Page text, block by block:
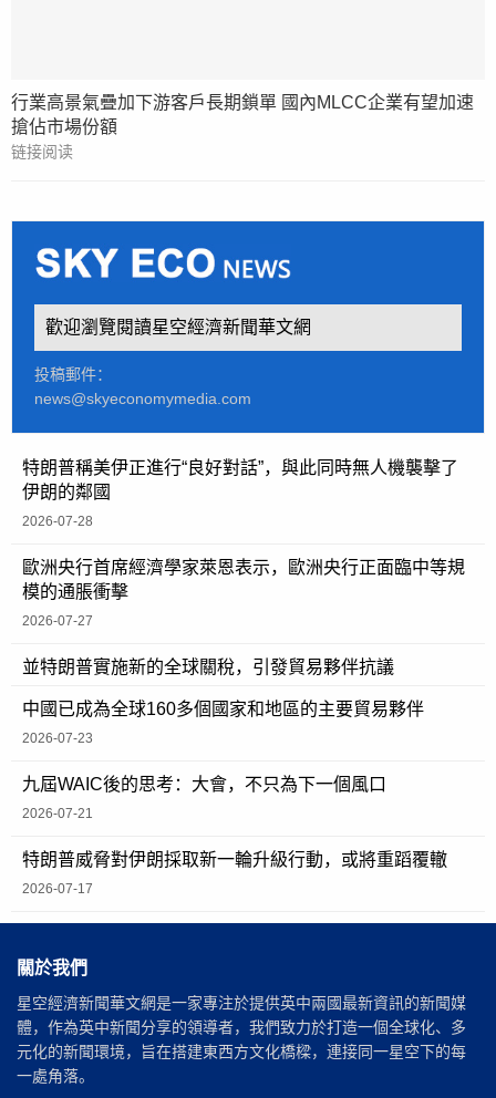
行業高景氣疊加下游客戶長期鎖單 國內MLCC企業有望加速
搶佔市場份額
链接阅读
歡迎瀏覽閱讀星空經濟新聞華文網
投稿郵件：
news@skyeconomymedia.com
特朗普稱美伊正進行“良好對話”，與此同時無人機襲擊了
伊朗的鄰國
2026-07-28
歐洲央行首席經濟學家萊恩表示，歐洲央行正面臨中等規
模的通脹衝擊
2026-07-27
並特朗普實施新的全球關稅，引發貿易夥伴抗議
中國已成為全球160多個國家和地區的主要貿易夥伴
2026-07-23
九屆WAIC後的思考：大會，不只為下一個風口
2026-07-21
特朗普威脅對伊朗採取新一輪升級行動，或將重蹈覆轍
2026-07-17
關於我們
星空經濟新聞華文網是一家專注於提供英中兩國最新資訊的新聞媒
體，作為英中新聞分享的領導者，我們致力於打造一個全球化、多
元化的新聞環境，旨在搭建東西方文化橋樑，連接同一星空下的每
一處角落。